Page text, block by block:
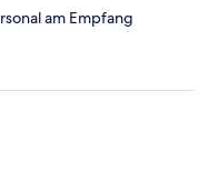
am Empfang